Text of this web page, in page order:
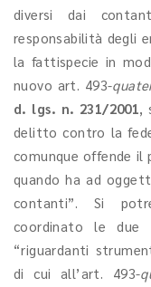
diversi dai
responsabilità degli
la fattispecie in
nuovo art. 493-
d. lgs. n. 231/2001,
delitto contro la
comunque offende il
quando ha ad
contanti”. Si
coordinato le due
“riguardanti
di cui all’art. 493-